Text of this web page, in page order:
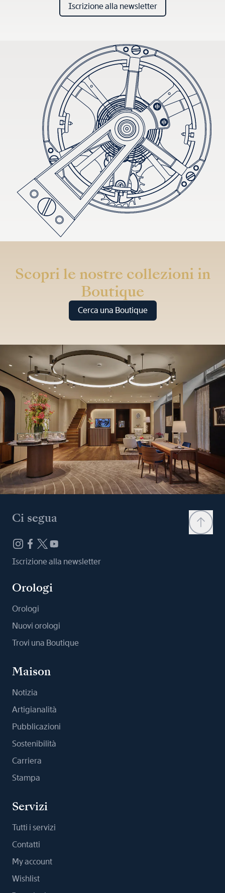
Iscrizione alla newsletter
Scopri le nostre collezioni in
Boutique
Cerca una Boutique
Ci segua
Iscrizione alla newsletter
Orologi
Orologi
Nuovi orologi
Trovi una Boutique
Maison
Notizia
Artigianalità
Pubblicazioni
Sostenibilità
Carriera
Stampa
Servizi
Tutti i servizi
Contatti
My account
Wishlist